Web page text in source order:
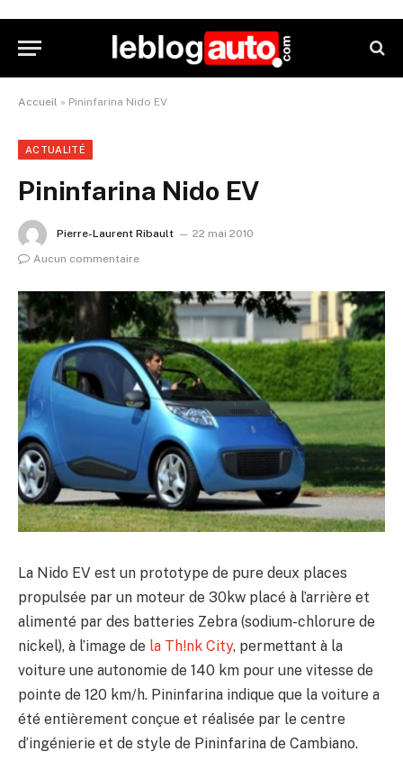
Accueil » Pininfarina Nido EV
ACTUALITÉ
Pininfarina Nido EV
Pierre-Laurent Ribault
22 mai 2010
Aucun commentaire
La Nido EV est un prototype de pure deux places
propulsée par un moteur de 30kw placé à l’arrière et
alimenté par des batteries Zebra (sodium-chlorure de
nickel), à l’image de la Th!nk City, permettant à la
voiture une autonomie de 140 km pour une vitesse de
pointe de 120 km/h. Pininfarina indique que la voiture a
été entièrement conçue et réalisée par le centre
d’ingénierie et de style de Pininfarina de Cambiano.